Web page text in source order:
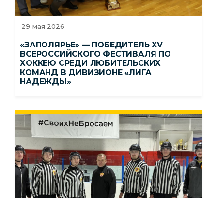
29 мая 2026
«ЗАПОЛЯРЬЕ» — ПОБЕДИТЕЛЬ XV
ВСЕРОССИЙСКОГО ФЕСТИВАЛЯ ПО
ХОККЕЮ СРЕДИ ЛЮБИТЕЛЬСКИХ
КОМАНД В ДИВИЗИОНЕ «ЛИГА
НАДЕЖДЫ»